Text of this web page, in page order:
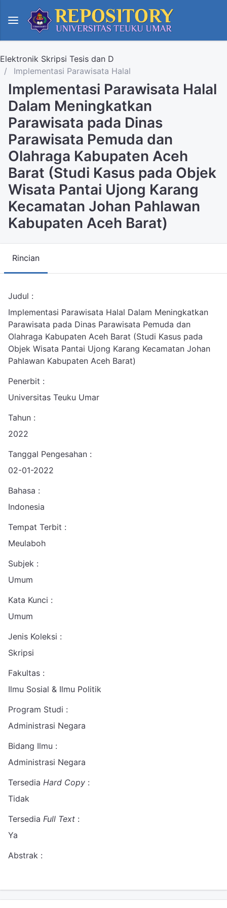
Elektronik Skripsi Tesis dan D
Implementasi Parawisata Halal
Implementasi Parawisata Halal
Dalam Meningkatkan
Parawisata pada Dinas
Parawisata Pemuda dan
Olahraga Kabupaten Aceh
Barat (Studi Kasus pada Objek
Wisata Pantai Ujong Karang
Kecamatan Johan Pahlawan
Kabupaten Aceh Barat)
Rincian
Judul :
Implementasi Parawisata Halal Dalam Meningkatkan
Parawisata pada Dinas Parawisata Pemuda dan
Olahraga Kabupaten Aceh Barat (Studi Kasus pada
Objek Wisata Pantai Ujong Karang Kecamatan Johan
Pahlawan Kabupaten Aceh Barat)
Penerbit :
Universitas Teuku Umar
Tahun :
2022
Tanggal Pengesahan :
02-01-2022
Bahasa :
Indonesia
Tempat Terbit :
Meulaboh
Subjek :
Umum
Kata Kunci :
Umum
Jenis Koleksi :
Skripsi
Fakultas :
Ilmu Sosial & Ilmu Politik
Program Studi :
Administrasi Negara
Bidang Ilmu :
Administrasi Negara
Tersedia Hard Copy :
Tidak
Tersedia Full Text :
Ya
Abstrak :